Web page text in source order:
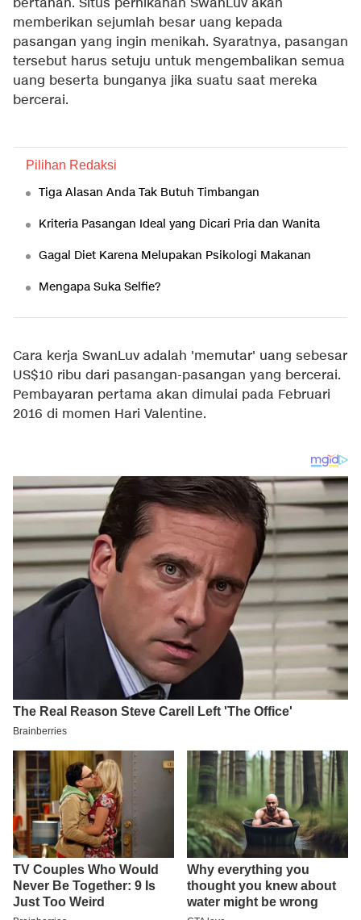
bertahan. Situs pernikahan SwanLuv akan
memberikan sejumlah besar uang kepada
pasangan yang ingin menikah. Syaratnya, pasangan
tersebut harus setuju untuk mengembalikan semua
uang beserta bunganya jika suatu saat mereka
bercerai.
Pilihan Redaksi
Tiga Alasan Anda Tak Butuh Timbangan
Kriteria Pasangan Ideal yang Dicari Pria dan Wanita
Gagal Diet Karena Melupakan Psikologi Makanan
Mengapa Suka Selfie?
Cara kerja SwanLuv adalah 'memutar' uang sebesar
US$10 ribu dari pasangan-pasangan yang bercerai.
Pembayaran pertama akan dimulai pada Februari
2016 di momen Hari Valentine.